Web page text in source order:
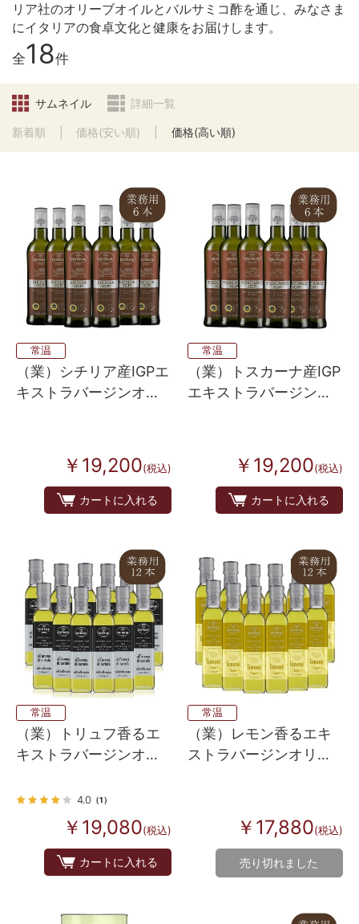
リア社のオリーブオイルとバルサミコ酢を通じ、みなさま
にイタリアの食卓文化と健康をお届けします。
全18件
サムネイル 詳細一覧
新着順 価格(安い順) 価格(高い順)
常温
（業）シチリア産IGPエ
キストラバージンオリ
￥19,200(税込)
カートに入れる
常温
（業）トスカーナ産IGP
エキストラバージンオ
￥19,200(税込)
カートに入れる
常温
（業）トリュフ香るエ
キストラバージンオリ
4.0 （1）
￥19,080(税込)
カートに入れる
常温
（業）レモン香るエキ
ストラバージンオリー
￥17,880(税込)
売り切れました